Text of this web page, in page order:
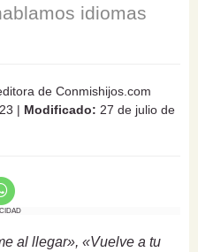
idiomas
editora de Conmishijos.com
| Modificado: 27 de julio de
al llegar», «Vuelve a tu